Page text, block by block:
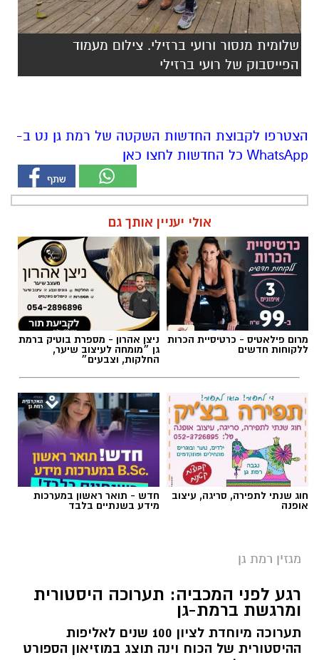
שלומית מנסור ורועי ברזילי. צילום מעמוד
הפייסבוק של רועי ברזילי
הצטרפו לקבוצת החדשות השקטה של רמת גן נט ב-
WhatsApp כל החדשות לחצו כאן
אולי יעניין אותך גם
מרום פילאטיס - כרטיסיית הכרות
ללקוחות חדשים
ניצן אהרון - מספרת בוטיק ברמת
גן ״מומחה לעיצוב שיער,
החלקות, וצבעים״
חוג שנתי לתפירה, סריגה, עיצוב
אופנה
חדש - תואר ראשון במערכות
מידע בשנתיים בלבד
מגזין רמת גן
רגע לפני המכביה: תערוכה היסטורית
ומרגשת ברמת-גן
תערוכה מיוחדת לציון 100 שנים לאליפות
ההיסטורית של הכוח וינה תוצג במוזיאון הספורט